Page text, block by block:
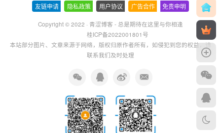
友链申请 隐私政策 用户协议 广告合作 免责申明
Copyright © 2022 · 青涩博客 - 总是期待在这里与你相逢
桂ICP备2022001801号
本站部分图片、文章来源于网络，版权归原作者所有，如侵犯到您的权益，请
联系我们及时处理